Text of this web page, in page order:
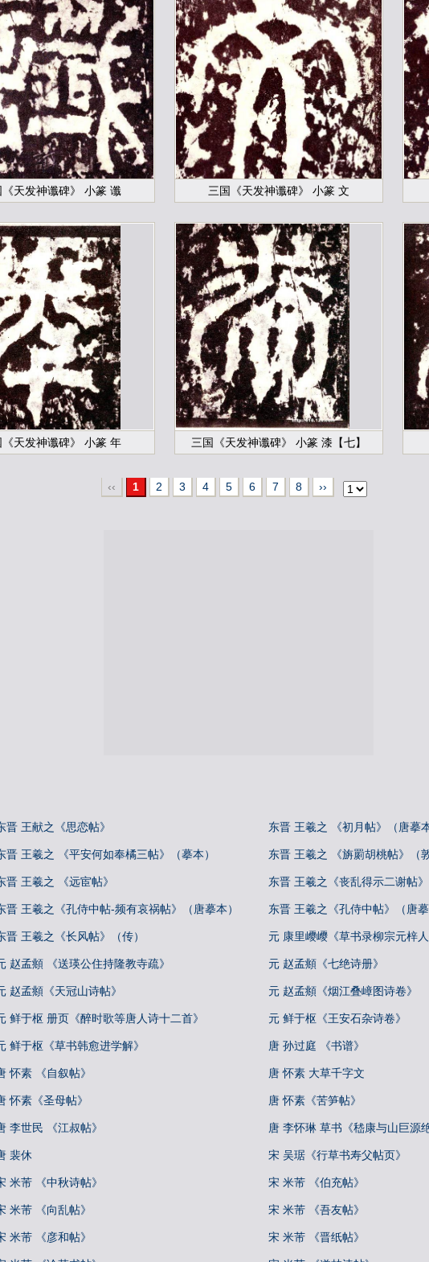
《天发神谶碑》 小篆 谶 三国《天发神谶碑》 小篆 文
《天发神谶碑》 小篆 年 三国《天发神谶碑》 小篆 漆【七】
‹‹ 1 2 3 4 5 6 7 8 ››
晋 王献之《思恋帖》 东晋 王羲之 《初月帖》（唐摹本
晋 王羲之 《平安何如奉橘三帖》（摹本） 东晋 王羲之 《旃罽胡桃帖》（
晋 王羲之 《远宦帖》 东晋 王羲之《丧乱得示二谢帖》
晋 王羲之《孔侍中帖-频有哀祸帖》（唐摹本） 东晋 王羲之《孔侍中帖》（唐摹
晋 王羲之《长风帖》（传） 元 康里巎巎《草书录柳宗元梓人
赵孟頫 《送瑛公住持隆教寺疏》 元 赵孟頫《七绝诗册》
赵孟頫《天冠山诗帖》 元 赵孟頫《烟江叠嶂图诗卷》
鲜于枢 册页《醉时歌等唐人诗十二首》 元 鲜于枢《王安石杂诗卷》
鲜于枢《草书韩愈进学解》 唐 孙过庭 《书谱》
怀素 《自叙帖》 唐 怀素 大草千字文
怀素《圣母帖》 唐 怀素《苦笋帖》
李世民 《江叔帖》 唐 李怀琳 草书《嵇康与山巨源
裴休 宋 吴琚《行草书寿父帖页》
米芾 《中秋诗帖》 宋 米芾 《伯充帖》
米芾 《向乱帖》 宋 米芾 《吾友帖》
米芾 《彦和帖》 宋 米芾 《晋纸帖》